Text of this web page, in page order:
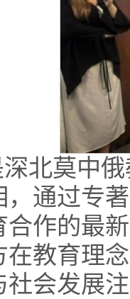
北莫中
通过专
作的最
教育理
会发展